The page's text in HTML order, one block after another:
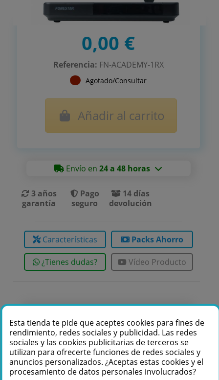
+34 976 36 61 60
0,00 €
Referencia: FN-ACADEMY-1RX
Agotado/Consultar
Añadir al carrito
Envío en24 a 48 horas
3 años
garantía
Pago
seguro
14 días
devolución
Características Packs Ahorro
¿Tienes dudas? Vídeo Producto
Esta tienda te pide que aceptes cookies para fines de
rendimiento, redes sociales y publicidad. Las redes
sociales y las cookies publicitarias de terceros se
utilizan para ofrecerte funciones de redes sociales y
anuncios personalizados. ¿Aceptas estas cookies y el
procesamiento de datos personales involucrados?